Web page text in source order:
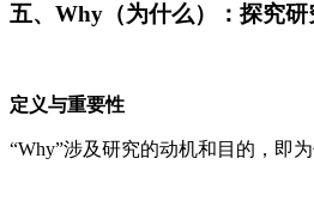
五、Why（为什么）：探究
定义与重要性
“Why”涉及研究的动机和目的，即